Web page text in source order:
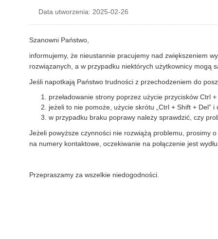
Data utworzenia: 2025-02-26
Szanowni Państwo,
informujemy, że nieustannie pracujemy nad zwiększeniem
rozwiązanych, a w przypadku niektórych użytkownicy mogą
Jeśli napotkają Państwo trudności z przechodzeniem do
przeładowanie strony poprzez użycie przycisków Ctrl
jeżeli to nie pomoże, użycie skrótu „Ctrl + Shift + Del”
w przypadku braku poprawy należy sprawdzić, czy
Jeżeli powyższe czynności nie rozwiążą problemu, prosimy
na numery kontaktowe, oczekiwanie na połączenie jest
Przepraszamy za wszelkie niedogodności.